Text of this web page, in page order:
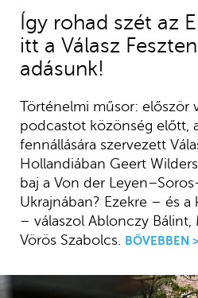
Így rohad szét az
itt a Válasz
adásunk!
Történelmi műsor: először
podcastot közönség előtt,
fennállására szervezett
Hollandiában Geert
baj a Von der
Ukrajnában? Ezekre – és
– válaszol Ablonczy Bálint,
Vörös Szabolcs. BŐVEBBEN